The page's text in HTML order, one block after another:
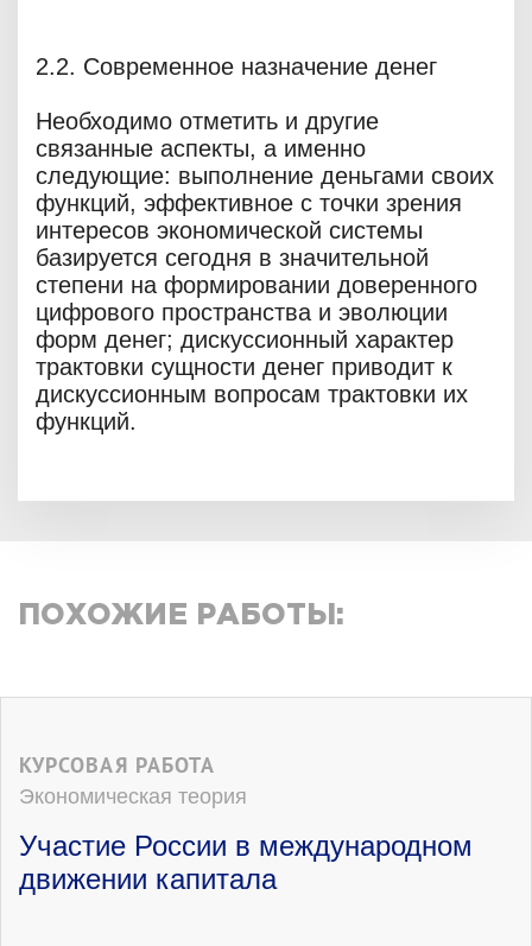
ПОХОЖИЕ РАБОТЫ:
КУРСОВАЯ РАБОТА
Экономическая теория
Участие России в международном
движении капитала
2.2. Современное назначение денег
Необходимо отметить и другие
связанные аспекты, а именно
следующие: выполнение деньгами своих
функций, эффективное с точки зрения
интересов экономической системы
базируется сегодня в значительной
степени на формировании доверенного
цифрового пространства и эволюции
форм денег; дискуссионный характер
трактовки сущности денег приводит к
дискуссионным вопросам трактовки их
функций.